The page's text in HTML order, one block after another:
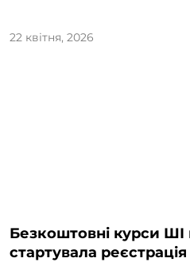
22 квітня, 2026
Безкоштовні курси ШІ
стартувала реєстрація